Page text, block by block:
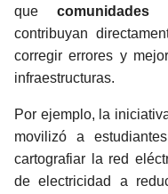
que
contribuyan
corregir errores y
infraestructuras.
Por ejemplo, la
movilizó a
cartografiar la red
de electricidad a